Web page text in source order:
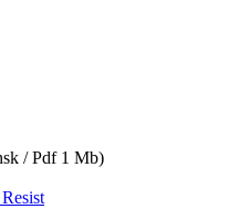
/ Pdf 1 Mb)